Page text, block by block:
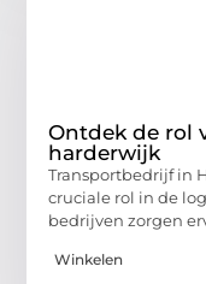
Ontdek de rol
harderwijk
Transportbedrijf in
cruciale rol in de
bedrijven zorgen
Winkelen